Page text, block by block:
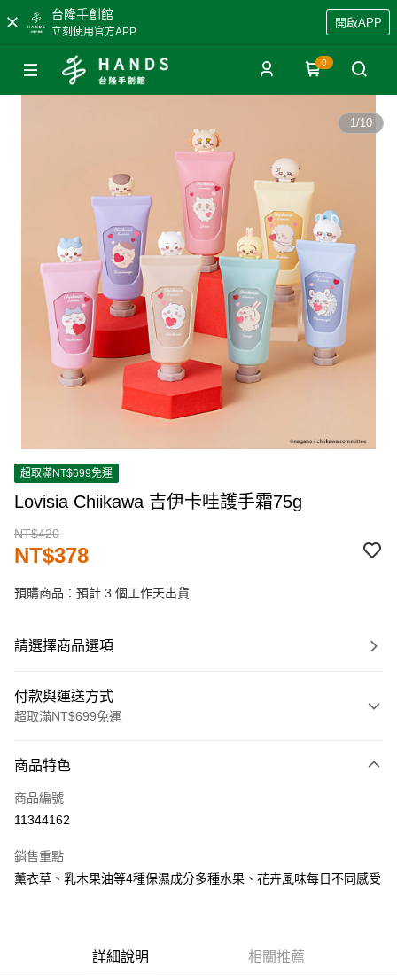
台隆手創館
立刻使用官方APP
開啟APP
0
1/10
超取滿NT$699免運
Lovisia Chiikawa 吉伊卡哇護手霜75g
NT$420
NT$378
預購商品：預計 3 個工作天出貨
請選擇商品選項
付款與運送方式
超取滿NT$699免運
信用卡一次付款
超商取貨付款
街口支付
商品特色
商品編號
11344162
銷售重點
薰衣草、乳木果油等4種保濕成分多種水果、花卉風味每日不同感受
詳細說明 相關推薦